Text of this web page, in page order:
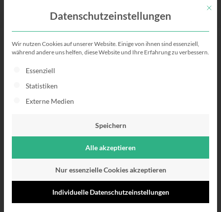
Bewerbung auf
Englisch
Auf diese Unterschiede musst
Mit
Datenschutzeinstellungen
Wir nutzen Cookies auf unserer Website. Einige von ihnen sind essenziell,
während andere uns helfen, diese Website und Ihre Erfahrung zu verbessern.
Es folgt eine Liste der Service-Gruppen, für die eine
Essenziell
Statistiken
Externe Medien
Speichern
Alle akzeptieren
Nur essenzielle Cookies akzeptieren
Individuelle Datenschutzeinstellungen